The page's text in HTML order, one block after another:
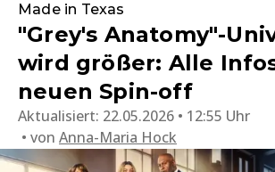
Made in Texas
"Grey's Anatomy"-
wird größer: Alle
neuen Spin-off
Aktualisiert: 22.05.2026 • 12:55 Uhr
von Anna-Maria Hock